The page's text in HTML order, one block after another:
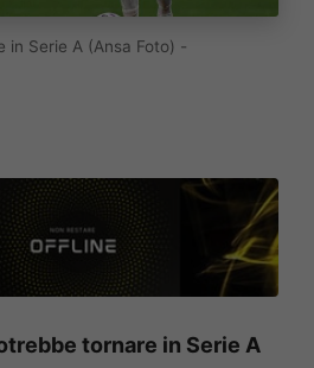
in Serie A (Ansa Foto) -
tornare in Serie A